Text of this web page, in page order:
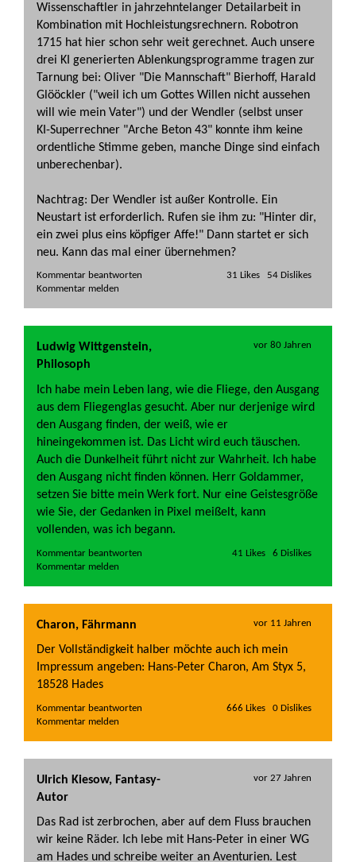
Wissenschaftler in jahrzehntelanger Detailarbeit in
Kombination mit Hochleistungsrechnern. Robotron
1715 hat hier schon sehr weit gerechnet. Auch unsere
drei KI generierten Ablenkungsprogramme tragen zur
Tarnung bei: Oliver "Die Mannschaft" Bierhoff, Harald
Glööckler ("weil ich um Gottes Willen nicht aussehen
will wie mein Vater") und der Wendler (selbst unser
KI-Superrechner "Arche Beton 43" konnte ihm keine
ordentliche Stimme geben, manche Dinge sind einfach
unberechenbar).
Nachtrag: Der Wendler ist außer Kontrolle. Ein
Neustart ist erforderlich. Rufen sie ihm zu: "Hinter dir,
ein zwei plus eins köpfiger Affe!" Dann startet er sich
neu. Kann das mal einer übernehmen?
Kommentar beantworten
31 Likes   54 Dislikes
Ludwig Wittgenstein,
Philosoph
vor 80 Jahren
Ich habe mein Leben lang, wie die Fliege, den Ausgang
aus dem Fliegenglas gesucht. Aber nur derjenige wird
den Ausgang finden, der weiß, wie er
hineingekommen ist. Das Licht wird euch täuschen.
Auch die Dunkelheit führt nicht zur Wahrheit. Ich habe
den Ausgang nicht finden können. Herr Goldammer,
setzen Sie bitte mein Werk fort. Nur eine Geistesgröße
wie Sie, der Gedanken in Pixel meißelt, kann
vollenden, was ich begann.
Kommentar beantworten
41 Likes   6 Dislikes
Charon, Fährmann vor 11 Jahren
Der Vollständigkeit halber möchte auch ich mein
Impressum angeben: Hans-Peter Charon, Am Styx 5,
18528 Hades
Kommentar beantworten
666 Likes   0 Dislikes
Ulrich Kiesow, Fantasy-
Autor
vor 27 Jahren
Das Rad ist zerbrochen, aber auf dem Fluss brauchen
wir keine Räder. Ich lebe mit Hans-Peter in einer WG
am Hades und schreibe weiter an Aventurien. Lest